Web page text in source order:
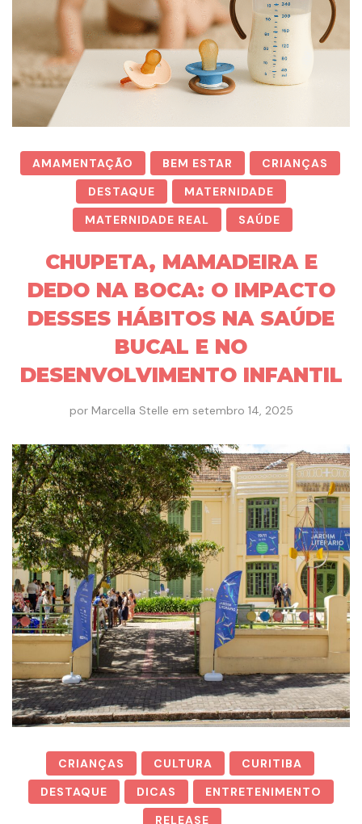
AMAMENTAÇÃO BEM ESTAR
CRIANÇAS
DESTAQUE
MATERNIDADE
MATERNIDADE REAL
SAÚDE
CHUPETA, MAMADEIRA E
DEDO NA BOCA: O IMPACTO
DESSES HÁBITOS NA SAÚDE
BUCAL E NO
DESENVOLVIMENTO INFANTIL
por Marcella Stelle em setembro 14, 2025
CRIANÇAS CULTURA
CURITIBA
DESTAQUE
DICAS
ENTRETENIMENTO
RELEASE